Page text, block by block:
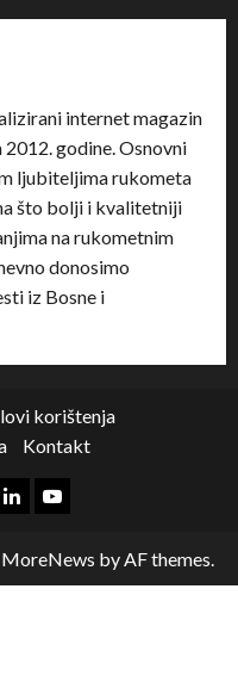
internet magazin
godine. Osnovni
ljubiteljima rukometa
što bolji i kvalitetniji
na rukometnim
donosimo
iz Bosne i
korištenja
Kontakt
MoreNews by AF themes.